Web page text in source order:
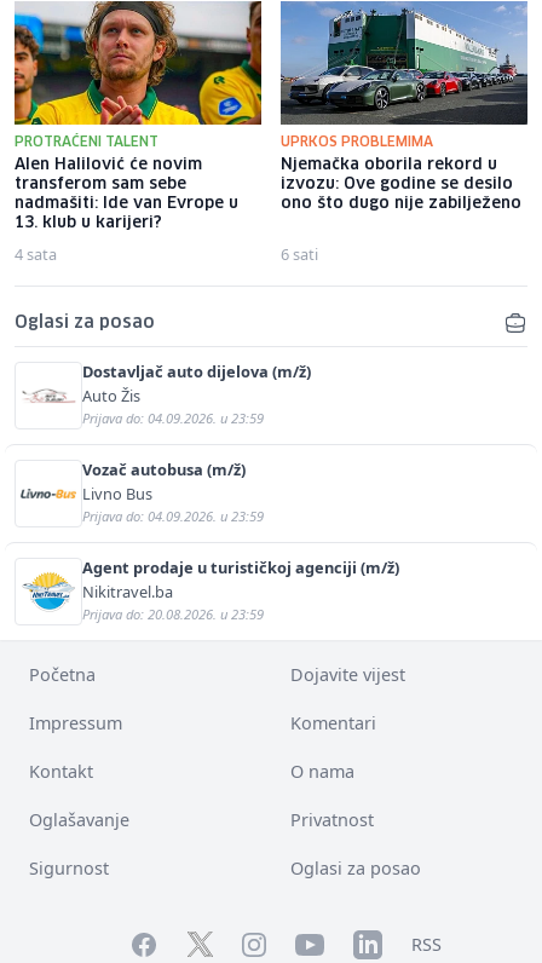
PROTRAĆENI TALENT
Alen Halilović će novim
transferom sam sebe
nadmašiti: Ide van Evrope u
13. klub u karijeri?
4 sata
UPRKOS PROBLEMIMA
Njemačka oborila rekord u
izvozu: Ove godine se desilo
ono što dugo nije zabilježeno
6 sati
Oglasi za posao
Dostavljač auto dijelova (m/ž)
Auto Žis
Prijava do: 04.09.2026. u 23:59
Vozač autobusa (m/ž)
Livno Bus
Prijava do: 04.09.2026. u 23:59
Agent prodaje u turističkoj agenciji (m/ž)
Nikitravel.ba
Prijava do: 20.08.2026. u 23:59
Početna Dojavite vijest
Impressum Komentari
Kontakt O nama
Oglašavanje Privatnost
Sigurnost Oglasi za posao
FacebookTwitterInstagramYouTubeLinkedInRSS